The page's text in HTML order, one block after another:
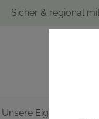
Sicher & regional
Unsere Eigenprodukte